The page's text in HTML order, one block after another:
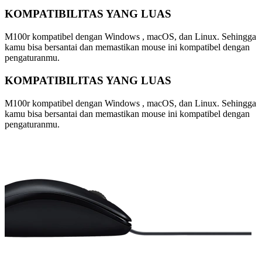
KOMPATIBILITAS YANG LUAS
M100r kompatibel dengan Windows , macOS, dan Linux. Sehingga
kamu bisa bersantai dan memastikan mouse ini kompatibel dengan
pengaturanmu.
KOMPATIBILITAS YANG LUAS
M100r kompatibel dengan Windows , macOS, dan Linux. Sehingga
kamu bisa bersantai dan memastikan mouse ini kompatibel dengan
pengaturanmu.